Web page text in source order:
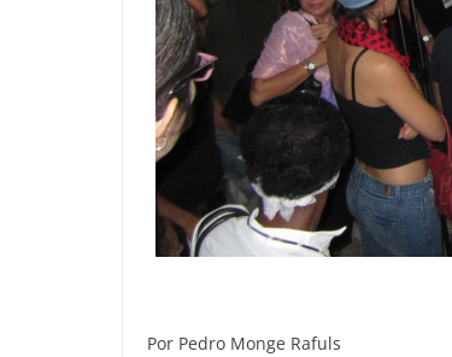
Por Pedro Monge Rafuls